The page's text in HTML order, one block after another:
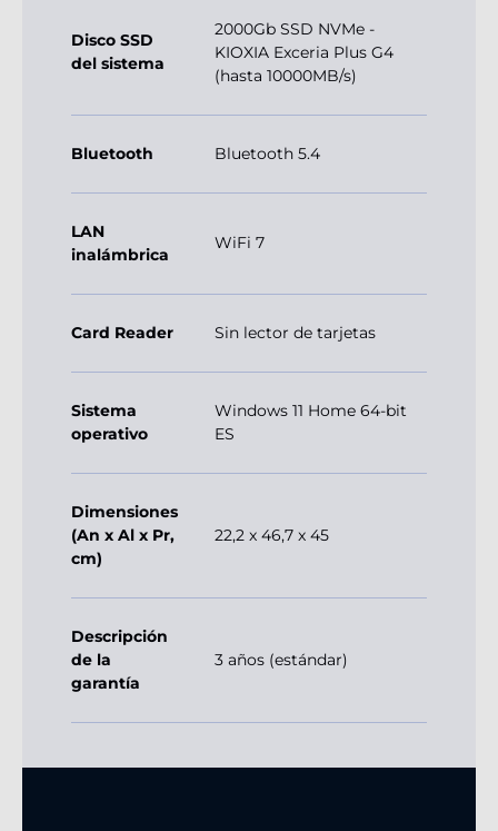
Disco SSD
del sistema
2000Gb SSD NVMe -
KIOXIA Exceria Plus G4
(hasta 10000MB/s)
Bluetooth Bluetooth 5.4
LAN
inalámbrica
WiFi 7
Card Reader Sin lector de tarjetas
Sistema
operativo
Windows 11 Home 64-bit
ES
Dimensiones
(An x Al x Pr,
cm)
22,2 x 46,7 x 45
Descripción
de la
garantía
3 años (estándar)